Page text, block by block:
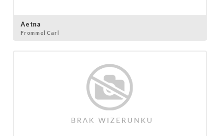
Aetna
Frommel Carl